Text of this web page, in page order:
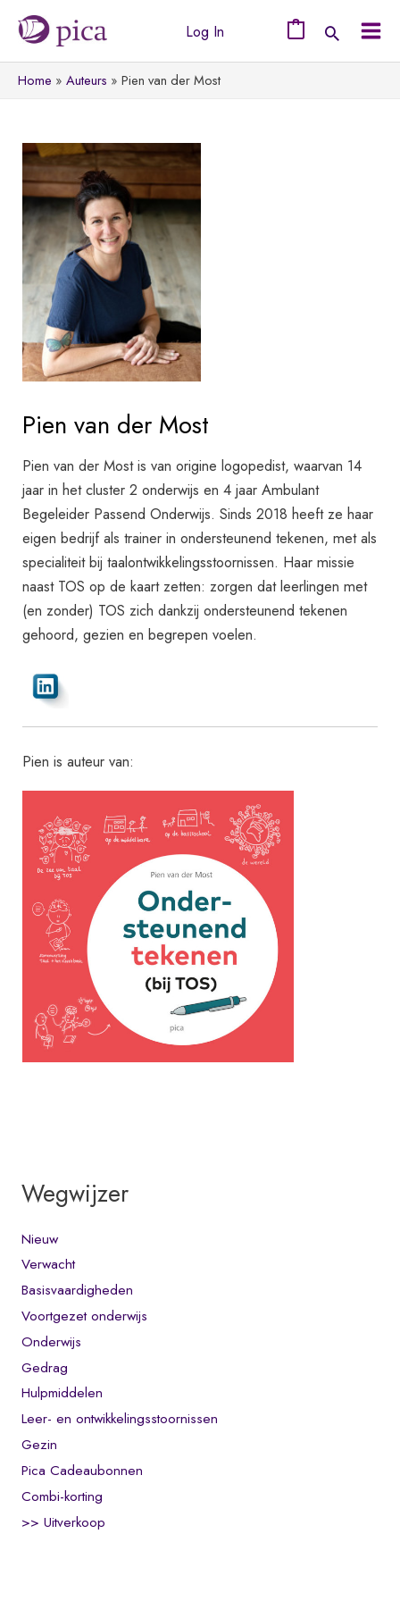
naar
de
inhoud
Log In
Home Auteurs Pien van der Most
Pien van der Most
Pien van der Most is van origine logopedist, waarvan 14
jaar in het cluster 2 onderwijs en 4 jaar Ambulant
Begeleider Passend Onderwijs. Sinds 2018 heeft ze haar
eigen bedrijf als trainer in ondersteunend tekenen, met als
specialiteit bij taalontwikkelingsstoornissen. Haar missie
naast TOS op de kaart zetten: zorgen dat leerlingen met
(en zonder) TOS zich dankzij ondersteunend tekenen
gehoord, gezien en begrepen voelen.
Pien is auteur van:
Wegwijzer
Nieuw
Verwacht
Basisvaardigheden
Voortgezet onderwijs
Onderwijs
Gedrag
Hulpmiddelen
Leer- en ontwikkelingsstoornissen
Gezin
Pica Cadeaubonnen
Combi-korting
>> Uitverkoop